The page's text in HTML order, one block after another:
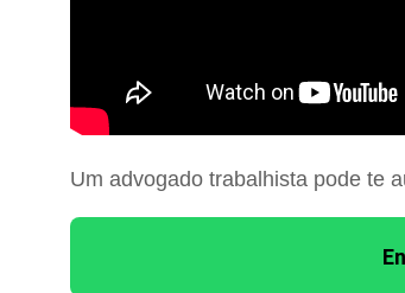
Um advogado trabalhista pode te